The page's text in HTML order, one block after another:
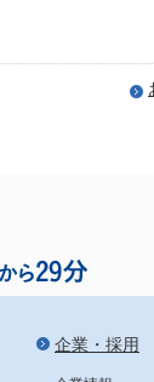
企業・採用